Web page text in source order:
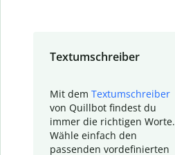
Textumschreiber
Mit dem Textumschreiber
von Quillbot findest du
immer die richtigen Worte.
Wähle einfach den
passenden vordefinierten